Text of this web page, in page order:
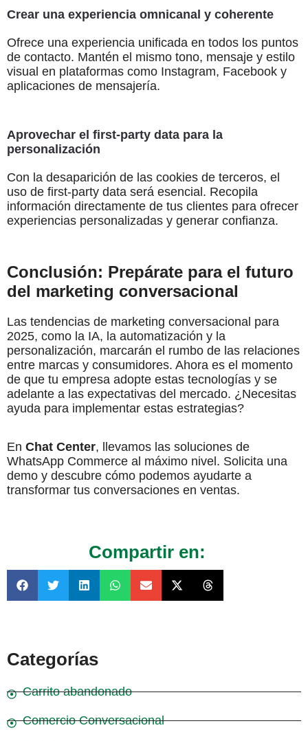
Crear una experiencia omnicanal y coherente
Ofrece una experiencia unificada en todos los puntos
de contacto. Mantén el mismo tono, mensaje y estilo
visual en plataformas como Instagram, Facebook y
aplicaciones de mensajería.
Aprovechar el first-party data para la
personalización
Con la desaparición de las cookies de terceros, el
uso de first-party data será esencial. Recopila
información directamente de tus clientes para ofrecer
experiencias personalizadas y generar confianza.
Conclusión: Prepárate para el futuro
del marketing conversacional
Las tendencias de marketing conversacional para
2025, como la IA, la automatización y la
personalización, marcarán el rumbo de las relaciones
entre marcas y consumidores. Ahora es el momento
de que tu empresa adopte estas tecnologías y se
adelante a las expectativas del mercado. ¿Necesitas
ayuda para implementar estas estrategias?
En Chat Center, llevamos las soluciones de
WhatsApp Commerce al máximo nivel. Solicita una
demo y descubre cómo podemos ayudarte a
transformar tus conversaciones en ventas.
Compartir en:
Categorías
Carrito abandonado
Comercio Conversacional